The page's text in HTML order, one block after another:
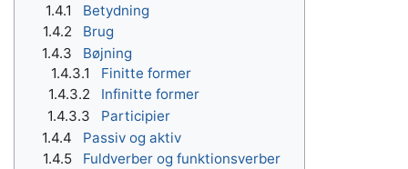
1.4.1
Betydning
1.4.2
Brug
1.4.3
Bøjning
1.4.3.1
Finitte former
1.4.3.2
Infinitte former
1.4.3.3
Participier
1.4.4
Passiv og aktiv
1.4.5
Fuldverber og funktionsverber